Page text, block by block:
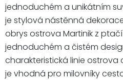
jednoduchém a unikátním
je stylová nástěnná
obrys ostrova Martinik z
jednoduchém a čistém
charakteristická linie ostrova
je vhodná pro milovníky